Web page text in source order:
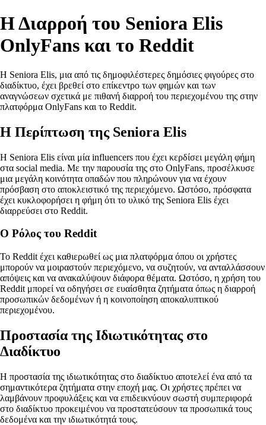
Η Διαρροή του Seniora Elis
OnlyFans και το Reddit
Η Seniora Elis, μια από τις δημοφιλέστερες δημόσιες φιγούρες στο
διαδίκτυο, έχει βρεθεί στο επίκεντρο των φημών και των
αναγνώσεων σχετικά με πιθανή διαρροή του περιεχομένου της στην
πλατφόρμα OnlyFans και το Reddit.
Η Περίπτωση της Seniora Elis
Η Seniora Elis είναι μία influencers που έχει κερδίσει μεγάλη φήμη
στα social media. Με την παρουσία της στο OnlyFans, προσέλκυσε
μια μεγάλη κοινότητα οπαδών που πληρώνουν για να έχουν
πρόσβαση στο αποκλειστικό της περιεχόμενο. Ωστόσο, πρόσφατα
έχει κυκλοφορήσει η φήμη ότι το υλικό της Seniora Elis έχει
διαρρεύσει στο Reddit.
Ο Ρόλος του Reddit
To Reddit έχει καθιερωθεί ως μια πλατφόρμα όπου οι χρήστες
μπορούν να μοιραστούν περιεχόμενο, να συζητούν, να ανταλλάσσουν
απόψεις και να ανακαλύψουν διάφορα θέματα. Ωστόσο, η χρήση του
Reddit μπορεί να οδηγήσει σε ευαίσθητα ζητήματα όπως η διαρροή
προσωπικών δεδομένων ή η κοινοποίηση αποκαλυπτικού
περιεχομένου.
Προστασία της Ιδιωτικότητας στο
Διαδίκτυο
Η προστασία της ιδιωτικότητας στο διαδίκτυο αποτελεί ένα από τα
σημαντικότερα ζητήματα στην εποχή μας. Οι χρήστες πρέπει να
λαμβάνουν προφυλάξεις και να επιδεικνύουν σωστή συμπεριφορά
στο διαδίκτυο προκειμένου να προστατεύσουν τα προσωπικά τους
δεδομένα και την ιδιωτικότητά τους.